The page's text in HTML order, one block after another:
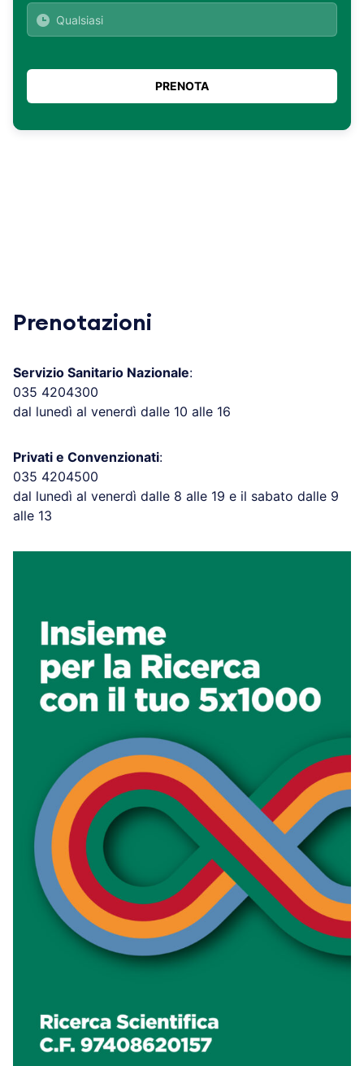
Prenotazioni
Servizio Sanitario Nazionale:
035 4204300
dal lunedì al venerdì dalle 10 alle 16
Privati e Convenzionati:
035 4204500
dal lunedì al venerdì dalle 8 alle 19 e il sabato dalle 9
alle 13